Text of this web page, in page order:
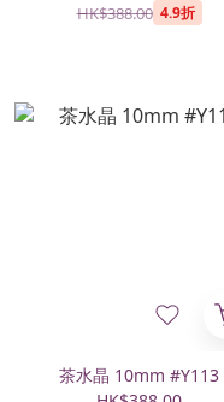
HK$388.00 4.9折
茶水晶 10mm #Y113